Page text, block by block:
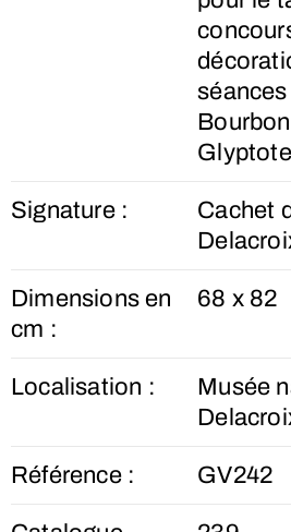
Signature :
Cachet
Dimensions en
cm :
68 x 82
Localisation :
Musée
Référence : GV242